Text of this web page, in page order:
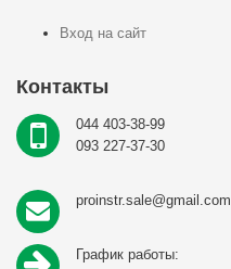
Вход на сайт
Контакты
044 403-38-99
093 227-37-30
proinstr.sale@gmail.com
График работы: